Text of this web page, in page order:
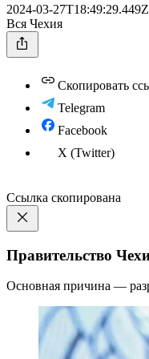
2024-03-27T18:49:29.449Z
Вся Чехия
Скопировать
Telegram
Facebook
X (Twitter)
Ссылка скопирована
Правительство
Основная причина —